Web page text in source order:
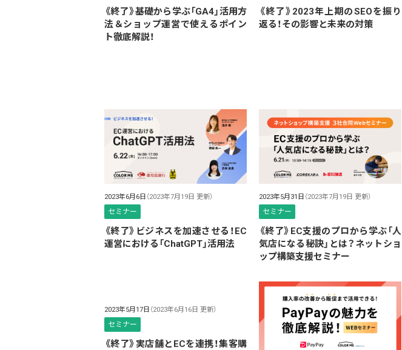
《終了》基礎から学ぶ「GA4」活用方
法＆ショップ運営で使えるポイン
ト徹底解説！
《終了》2023年上期のSEOを振り
返る！その影響と未来の対策
2023年6月6日 （2023年7月19日 更新）
セミナー
《終了》ビジネスを加速させる！EC
運営における「ChatGPT」活用法
2023年5月31日 （2023年7月19日 更新）
セミナー
《終了》EC支援のプロから学ぶ「人
気店になる秘訣」とは？ネットショ
ップ構築支援セミナー
2023年5月17日 （2023年6月16日 更新）
セミナー
《終了》実店舗とECを連携！集客購